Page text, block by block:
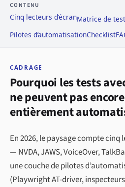
CONTENU
Cinq lecteurs d’écranMatrice de test
Pilotes d’automatisationChecklist
CADRAGE
Pourquoi les tests
ne peuvent pas
entièrement
En 2026, le paysage compte cinq
— NVDA, JAWS, VoiceOver,
une couche de pilotes
(Playwright AT-driver,